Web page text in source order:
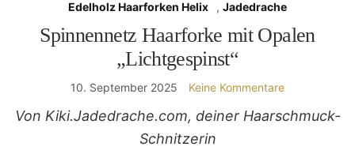
Edelholz Haarforken Helix , Jadedrache
Spinnennetz Haarforke mit Opalen
„Lichtgespinst“
10. September 2025 Keine Kommentare
Von Kiki.Jadedrache.com, deiner Haarschmuck-
Schnitzerin